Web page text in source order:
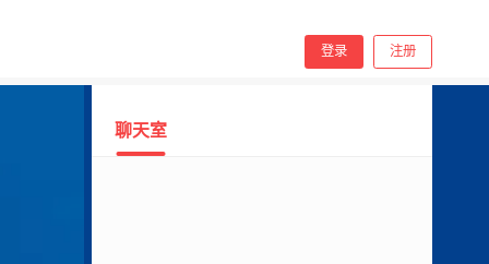
登录 注册
聊天室